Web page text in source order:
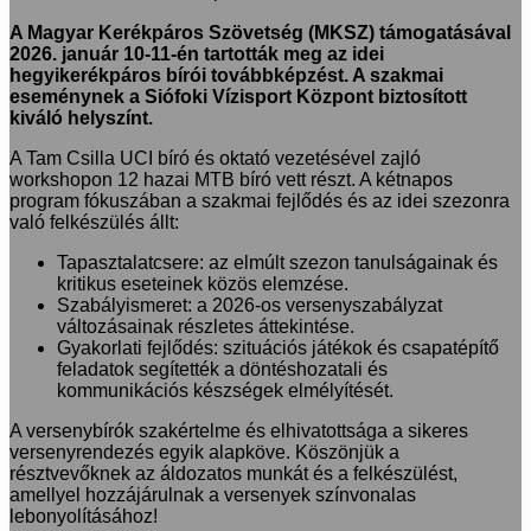
A Magyar Kerékpáros Szövetség (MKSZ) támogatásával
2026. január 10-11-én tartották meg az idei
hegyikerékpáros bírói továbbképzést. A szakmai
eseménynek a Siófoki Vízisport Központ biztosított
kiváló helyszínt.
A Tam Csilla UCI bíró és oktató vezetésével zajló
workshopon 12 hazai MTB bíró vett részt. A kétnapos
program fókuszában a szakmai fejlődés és az idei szezonra
való felkészülés állt:
Tapasztalatcsere: az elmúlt szezon tanulságainak és
kritikus eseteinek közös elemzése.
Szabályismeret: a 2026-os versenyszabályzat
változásainak részletes áttekintése.
Gyakorlati fejlődés: szituációs játékok és csapatépítő
feladatok segítették a döntéshozatali és
kommunikációs készségek elmélyítését.
A versenybírók szakértelme és elhivatottsága a sikeres
versenyrendezés egyik alapköve. Köszönjük a
résztvevőknek az áldozatos munkát és a felkészülést,
amellyel hozzájárulnak a versenyek színvonalas
lebonyolításához!